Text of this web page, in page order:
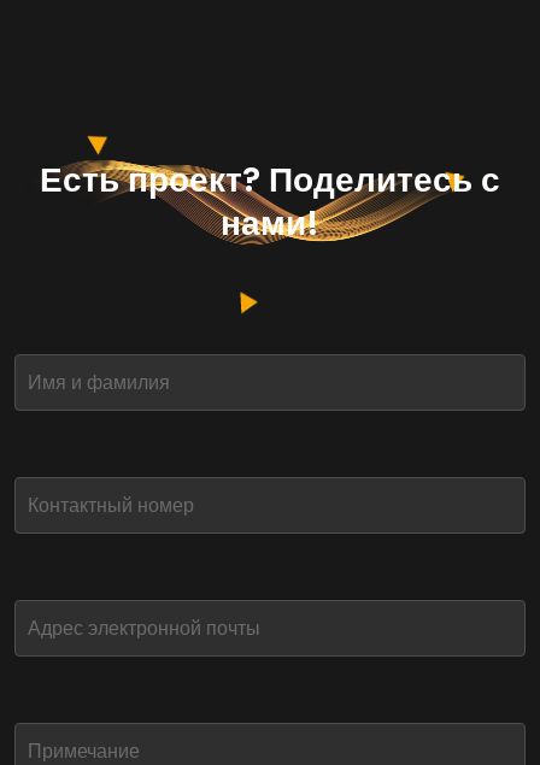
Есть проект? Поделитесь с
нами!